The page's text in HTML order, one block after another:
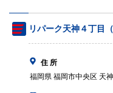
リパーク天神４丁目
住 所
福岡県 福岡市中央区 天